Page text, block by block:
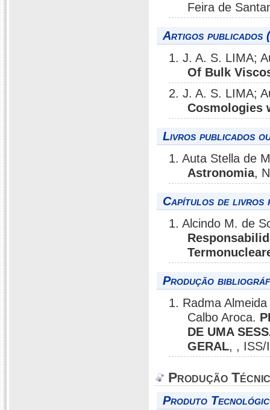
Feira de
Artigos publicados
1. J. A. S. LIMA;
Of Bulk
2. J. A. S. LIMA;
Cosmologies
Livros publicados
1. Auta Stella de
Astronomia,
Capítulos de livros
1. Alcindo M. de
Produção
1. Radma
Calbo Aroca.
DE UMA
GERAL, , ISS/
Produção
Produto